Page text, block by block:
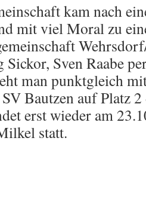
kam nach
mit viel Moral zu
Sickor, Sven Raabe
man punktgleich
Bautzen auf Platz 2
erst wieder am
statt.